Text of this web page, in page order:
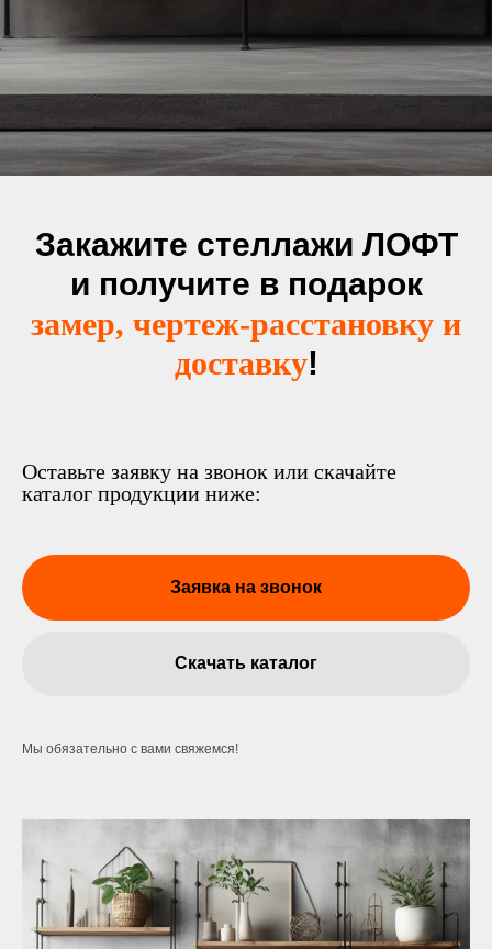
Закажите стеллажи ЛОФТ
и получите в подарок
замер, чертеж-расстановку и
доставку!
Оставьте заявку на звонок или скачайте
каталог продукции ниже:
Заявка на звонок
Скачать каталог
Мы обязательно с вами свяжемся!